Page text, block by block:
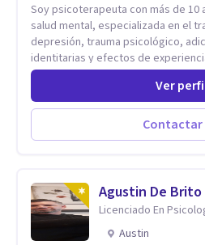
Soy psicoterapeuta con más de 10
salud mental, especializada en el
depresión, trauma psicológico,
identitarias y efectos de
Ofrezco un espacio terapéutico
profundamente humano, donde el
transformarse en
psicoanálisis, terapia somática y
Psicología Analítica Junguiana. Mi
perspectivas interculturales,
simbólico con el inconsciente,
proceso terapéutico es único y
Ver
Contactar
Agustin De Brito
Licenciado En
Austin